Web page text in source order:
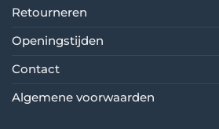
Retourneren
Openingstijden
Contact
Algemene voorwaarden